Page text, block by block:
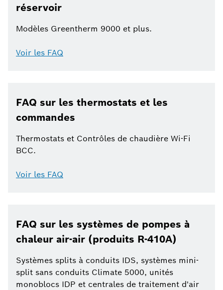
réservoir
Modèles Greentherm 9000 et plus.
Voir les FAQ
FAQ sur les thermostats et les
commandes
Thermostats et Contrôles de chaudière Wi-Fi
BCC.
Voir les FAQ
FAQ sur les systèmes de pompes à
chaleur air-air (produits R-410A)
Systèmes splits à conduits IDS, systèmes mini-
split sans conduits Climate 5000, unités
monoblocs IDP et centrales de traitement d'air